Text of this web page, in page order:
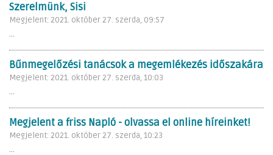
Szerelmünk, Sisi
Megjelent: 2021. október 27. szerda, 09:57
...
Bűnmegelőzési tanácsok a megemlékezés időszakára
Megjelent: 2021. október 27. szerda, 10:03
...
Megjelent a friss Napló - olvassa el online híreinket!
Megjelent: 2021. október 27. szerda, 10:23
...